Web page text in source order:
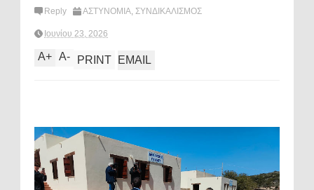
Reply ΑΣΤΥΝΟΜΙΑ, ΣΥΝΔΙΚΑΛΙΣΜΟΣ
Ιουνίου 23, 2026
A+ A- PRINT EMAIL